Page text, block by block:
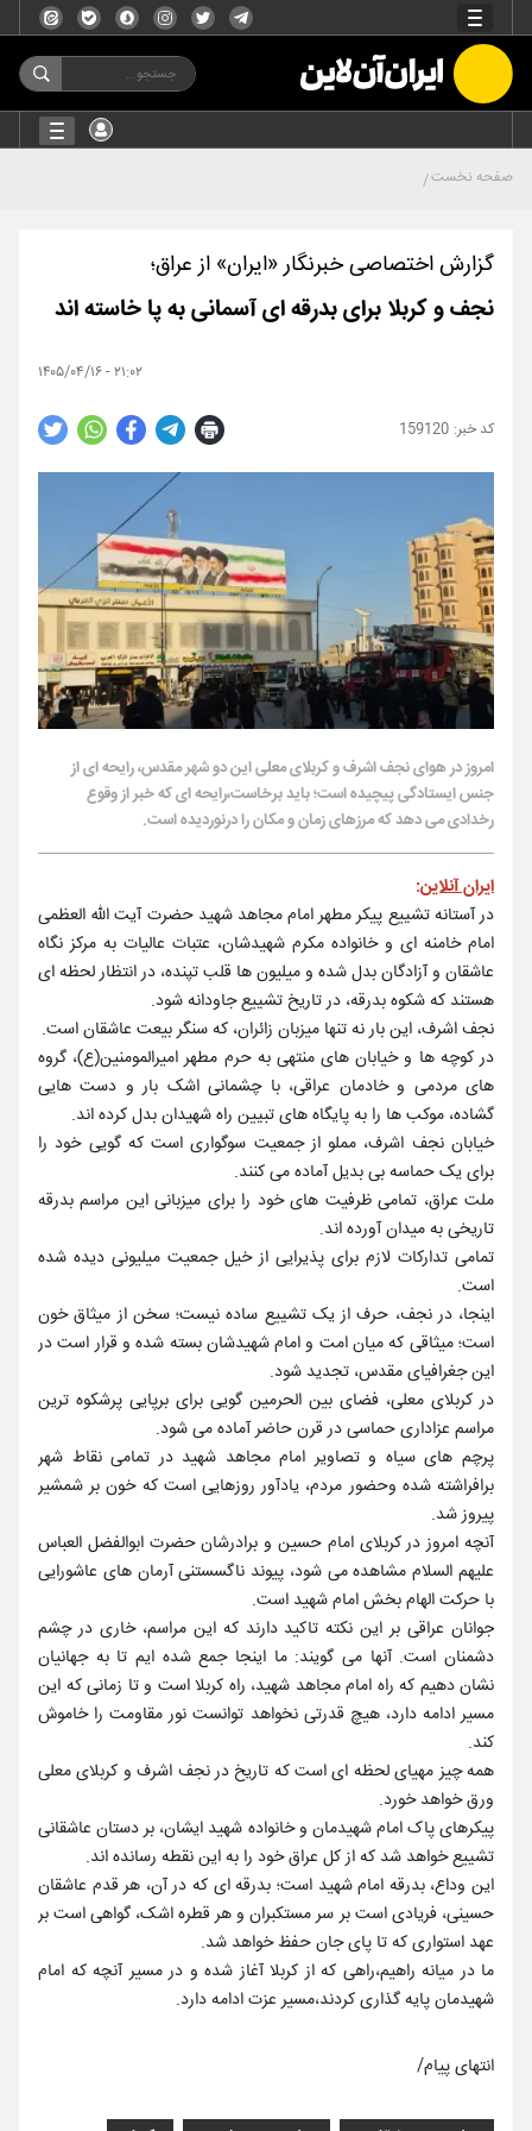
صفحه نخست
گزارش اختصاصی خبرنگار «ایران» از عراق؛
نجف و کربلا برای بدرقه ای آسمانی به پا خاسته اند
۲۱:۰۲ - ۱۴۰۵/۰۴/۱۶
159120
امروز در هوای نجف اشرف و کربلای معلی این دو شهر مقدس، رایحه ای از
جنس ایستادگی پیچیده است؛ باید برخاست،رایحه ای که خبر از وقوع
رخدادی می دهد که مرزهای زمان و مکان را درنوردیده است.
ایران آنلاین:
در آستانه تشییع پیکر مطهر امام مجاهد شهید حضرت آیت الله العظمی
امام خامنه ای و خانواده مکرم شهیدشان، عتبات عالیات به مرکز نگاه
عاشقان و آزادگان بدل شده و میلیون ها قلب تپنده، در انتظار لحظه ای
هستند که شکوه بدرقه، در تاریخ تشییع جاودانه شود.
نجف اشرف، این بار نه تنها میزبان زائران، که سنگر بیعت عاشقان است.
در کوچه ها و خیابان های منتهی به حرم مطهر امیرالمومنین(ع)، گروه
های مردمی و خادمان عراقی، با چشمانی اشک بار و دست هایی
گشاده، موکب ها را به پایگاه های تبیین راه شهیدان بدل کرده اند.
خیابان نجف اشرف، مملو از جمعیت سوگواری است که گویی خود را
برای یک حماسه بی بدیل آماده می کنند.
ملت عراق، تمامی ظرفیت های خود را برای میزبانی این مراسم بدرقه
تاریخی به میدان آورده اند.
تمامی تدارکات لازم برای پذیرایی از خیل جمعیت میلیونی دیده شده
است.
اینجا، در نجف، حرف از یک تشییع ساده نیست؛ سخن از میثاق خون
است؛ میثاقی که میان امت و امام شهیدشان بسته شده و قرار است در
این جغرافیای مقدس، تجدید شود.
در کربلای معلی، فضای بین الحرمین گویی برای برپایی پرشکوه ترین
مراسم عزاداری حماسی در قرن حاضر آماده می شود.
پرچم های سیاه و تصاویر امام مجاهد شهید در تمامی نقاط شهر
برافراشته شده وحضور مردم، یادآور روزهایی است که خون بر شمشیر
پیروز شد.
آنچه امروز در کربلای امام حسین و برادرشان حضرت ابوالفضل العباس
علیهم السلام مشاهده می شود، پیوند ناگسستنی آرمان های عاشورایی
با حرکت الهام بخش امام شهید است.
جوانان عراقی بر این نکته تاکید دارند که این مراسم، خاری در چشم
دشمنان است. آنها می گویند: ما اینجا جمع شده ایم تا به جهانیان
نشان دهیم که راه امام مجاهد شهید، راه کربلا است و تا زمانی که این
مسیر ادامه دارد، هیچ قدرتی نخواهد توانست نور مقاومت را خاموش
کند.
همه چیز مهیای لحظه ای است که تاریخ در نجف اشرف و کربلای معلی
ورق خواهد خورد.
پیکرهای پاک امام شهیدمان و خانواده شهید ایشان، بر دستان عاشقانی
تشییع خواهد شد که از کل عراق خود را به این نقطه رسانده اند.
این وداع، بدرقه امام شهید است؛ بدرقه ای که در آن، هر قدم عاشقان
حسینی، فریادی است بر سر مستکبران و هر قطره اشک، گواهی است بر
عهد استواری که تا پای جان حفظ خواهد شد.
ما در میانه راهیم،راهی که از کربلا آغاز شده و در مسیر آنچه که امام
شهیدمان پایه گذاری کردند،مسیر عزت ادامه دارد.
انتهای پیام/